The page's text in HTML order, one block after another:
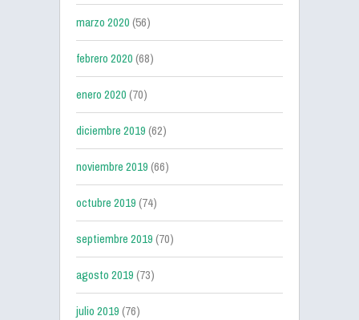
marzo 2020(56)
febrero 2020(68)
enero 2020(70)
diciembre 2019(62)
noviembre 2019(66)
octubre 2019(74)
septiembre 2019(70)
agosto 2019(73)
julio 2019(76)